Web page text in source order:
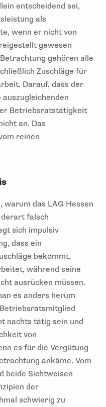
entscheidend sei,
als
wenn er nicht von
gewesen
gehören alle
Zuschläge für
Darauf, dass der
Betriebsratstätigkeit
an. Das
reinen
warum das LAG Hessen
derart falsch
sich impulsiv
dass ein
bekommt,
während seine
ausrücken müssen.
es anders herum
nachts tätig sein und
von
es für die Vergütung
ankäme. Vom
beide Sichtweisen
der
schwierig zu